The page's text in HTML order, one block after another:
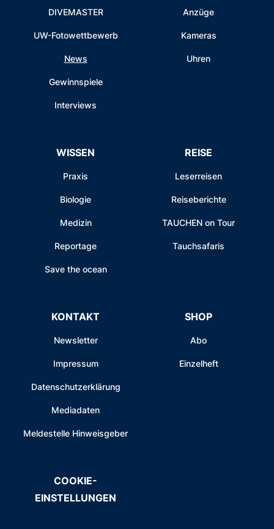
DIVEMASTER
UW-Fotowettbewerb
News
Gewinnspiele
Interviews
Anzüge
Kameras
Uhren
WISSEN
Praxis
Biologie
Medizin
Reportage
Save the ocean
REISE
Leserreisen
Reiseberichte
TAUCHEN on Tour
Tauchsafaris
KONTAKT
Newsletter
Impressum
Datenschutzerklärung
Mediadaten
Meldestelle Hinweisgeber
SHOP
Abo
Einzelheft
COOKIE-
EINSTELLUNGEN